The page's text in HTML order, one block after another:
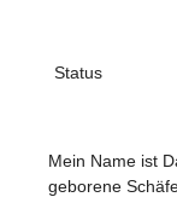
Status
Mein Name ist
geborene